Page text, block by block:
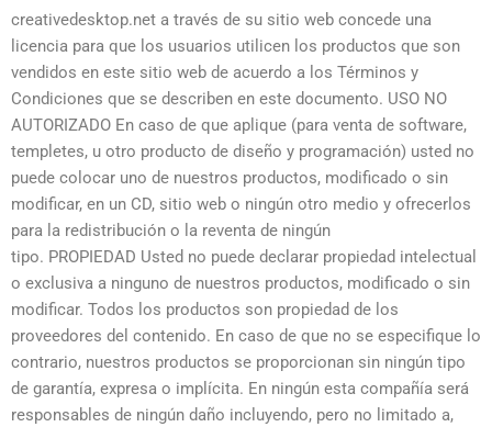
creativedesktop.net a través de su sitio web concede una
licencia para que los usuarios utilicen los productos que son
vendidos en este sitio web de acuerdo a los Términos y
Condiciones que se describen en este documento. USO NO
AUTORIZADO En caso de que aplique (para venta de software,
templetes, u otro producto de diseño y programación) usted no
puede colocar uno de nuestros productos, modificado o sin
modificar, en un CD, sitio web o ningún otro medio y ofrecerlos
para la redistribución o la reventa de ningún
tipo. PROPIEDAD Usted no puede declarar propiedad intelectual
o exclusiva a ninguno de nuestros productos, modificado o sin
modificar. Todos los productos son propiedad de los
proveedores del contenido. En caso de que no se especifique lo
contrario, nuestros productos se proporcionan sin ningún tipo
de garantía, expresa o implícita. En ningún esta compañía será
responsables de ningún daño incluyendo, pero no limitado a,